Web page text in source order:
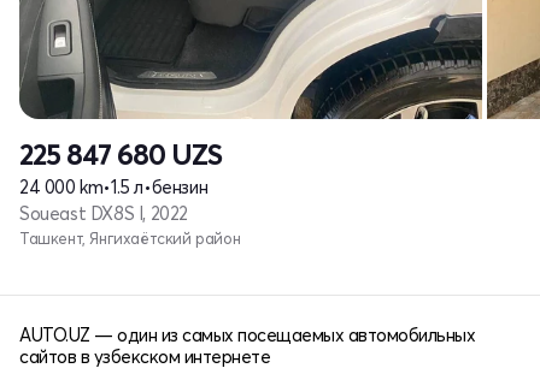
225 847 680 UZS
24 000 km•1.5 л•бензин
Soueast DX8S I, 2022
Ташкент, Янгихаётский район
AUTO.UZ — один из самых посещаемых автомобильных
сайтов в узбекском интернете